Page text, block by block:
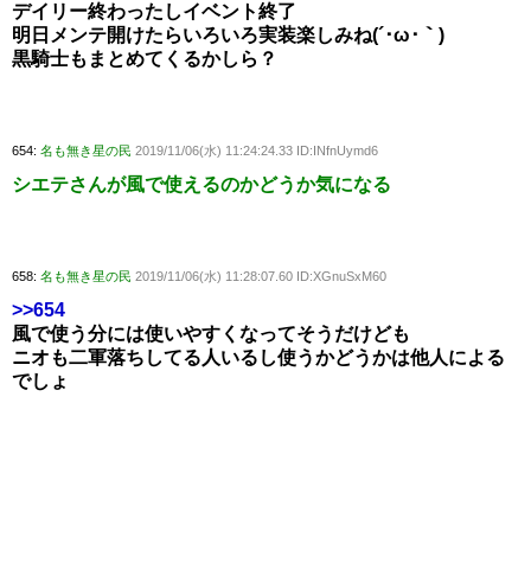
デイリー終わったしイベント終了
明日メンテ開けたらいろいろ実装楽しみね(´･ω･｀)
黒騎士もまとめてくるかしら？
654: 名も無き星の民 2019/11/06(水) 11:24:24.33 ID:INfnUymd6
シエテさんが風で使えるのかどうか気になる
658: 名も無き星の民 2019/11/06(水) 11:28:07.60 ID:XGnuSxM60
>>654
風で使う分には使いやすくなってそうだけども
ニオも二軍落ちしてる人いるし使うかどうかは他人による
でしょ